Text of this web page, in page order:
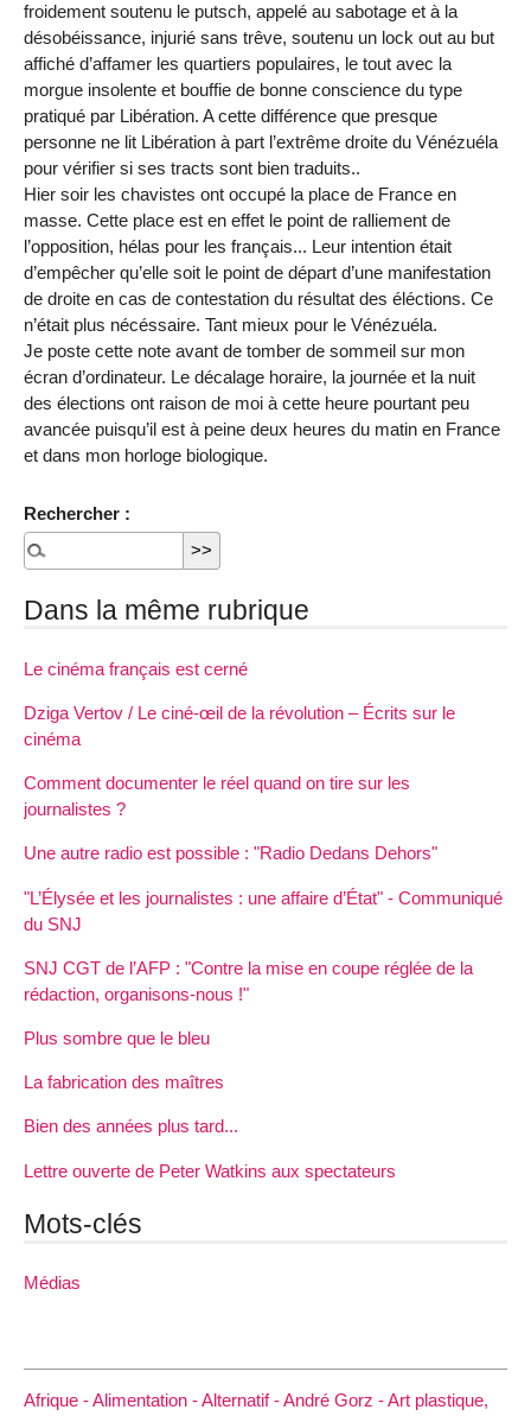
froidement soutenu le putsch, appelé au sabotage et à la
désobéissance, injurié sans trêve, soutenu un lock out au but
affiché d’affamer les quartiers populaires, le tout avec la
morgue insolente et bouffie de bonne conscience du type
pratiqué par Libération. A cette différence que presque
personne ne lit Libération à part l’extrême droite du Vénézuéla
pour vérifier si ses tracts sont bien traduits..
Hier soir les chavistes ont occupé la place de France en
masse. Cette place est en effet le point de ralliement de
l’opposition, hélas pour les français... Leur intention était
d’empêcher qu’elle soit le point de départ d’une manifestation
de droite en cas de contestation du résultat des éléctions. Ce
n’était plus nécéssaire. Tant mieux pour le Vénézuéla.
Je poste cette note avant de tomber de sommeil sur mon
écran d’ordinateur. Le décalage horaire, la journée et la nuit
des élections ont raison de moi à cette heure pourtant peu
avancée puisqu’il est à peine deux heures du matin en France
et dans mon horloge biologique.
Rechercher :
Dans la même rubrique
Le cinéma français est cerné
Dziga Vertov / Le ciné-œil de la révolution – Écrits sur le
cinéma
Comment documenter le réel quand on tire sur les
journalistes ?
Une autre radio est possible : "Radio Dedans Dehors"
"L’Élysée et les journalistes : une affaire d’État" - Communiqué
du SNJ
SNJ CGT de l’AFP : "Contre la mise en coupe réglée de la
rédaction, organisons-nous !"
Plus sombre que le bleu
La fabrication des maîtres
Bien des années plus tard...
Lettre ouverte de Peter Watkins aux spectateurs
Mots-clés
Médias
Afrique -Alimentation -Alternatif -André Gorz -Art plastique,